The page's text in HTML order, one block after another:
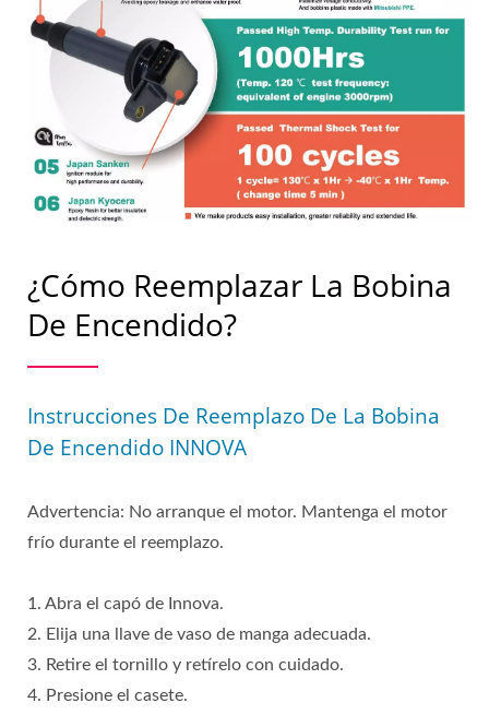
¿Cómo Reemplazar La Bobina
De Encendido?
Instrucciones De Reemplazo De La Bobina
De Encendido INNOVA
Advertencia: No arranque el motor. Mantenga el motor
frío durante el reemplazo.
1. Abra el capó de Innova.
2. Elija una llave de vaso de manga adecuada.
3. Retire el tornillo y retírelo con cuidado.
4. Presione el casete.